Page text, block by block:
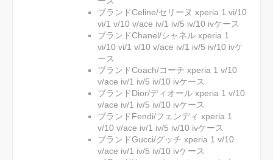
ブランドCeline/セリーヌ xperia 1 vi/10
vi/1 v/10 v/ace iv/1 iv/5 iv/10 ivケース
ブランドChanel/シャネル xperia 1
vi/10 vi/1 v/10 v/ace iv/1 iv/5 iv/10 ivケ
ース
ブランドCoach/コーチ xperia 1 v/10
v/ace iv/1 iv/5 iv/10 ivケース
ブランドDior/ディオール xperia 1 v/10
v/ace iv/1 iv/5 iv/10 ivケース
ブランドFendi/フェンディ xperia 1
v/10 v/ace iv/1 iv/5 iv/10 ivケース
ブランドGucci/グッチ xperia 1 v/10
v/ace iv/1 iv/5 iv/10 ivケース